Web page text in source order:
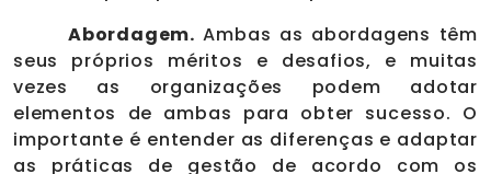
Abordagem. Ambas as abordagens têm
seus próprios méritos e desafios, e muitas
vezes as organizações podem adotar
elementos de ambas para obter sucesso. O
importante é entender as diferenças e adaptar
as práticas de gestão de acordo com os